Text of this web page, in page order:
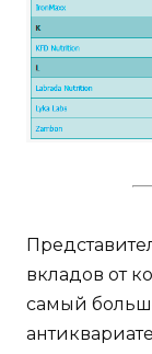
вкладов от
самый